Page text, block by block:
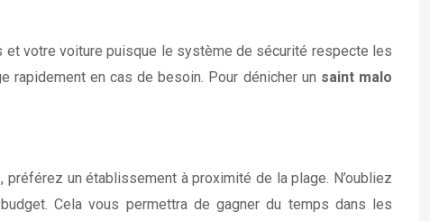
et votre voiture puisque le système de sécurité respecte les
en cas de besoin. Pour dénicher un saint malo
un établissement à proximité de la plage. N’oubliez
Cela vous permettra de gagner du temps dans les